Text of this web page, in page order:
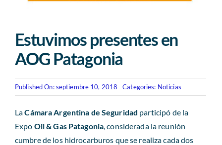
ACCESO EXCLUSIVO A SOCIOS
Estuvimos presentes en
AOG Patagonia
Published On: septiembre 10, 2018 Categories: Noticias
LaCámara Argentina de Seguridad participó de la
Expo Oil & Gas Patagonia, considerada la reunión
cumbre de los hidrocarburos que se realiza cada dos